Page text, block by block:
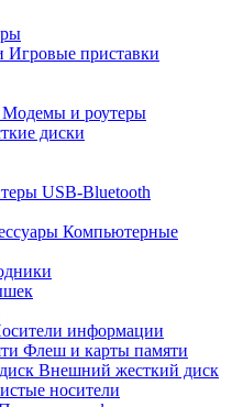
Игровые приставки
Модемы и роутеры
диски
USB-Bluetooth
Компьютерные
информации
Флеш и карты памяти
Внешний жесткий диск
носители